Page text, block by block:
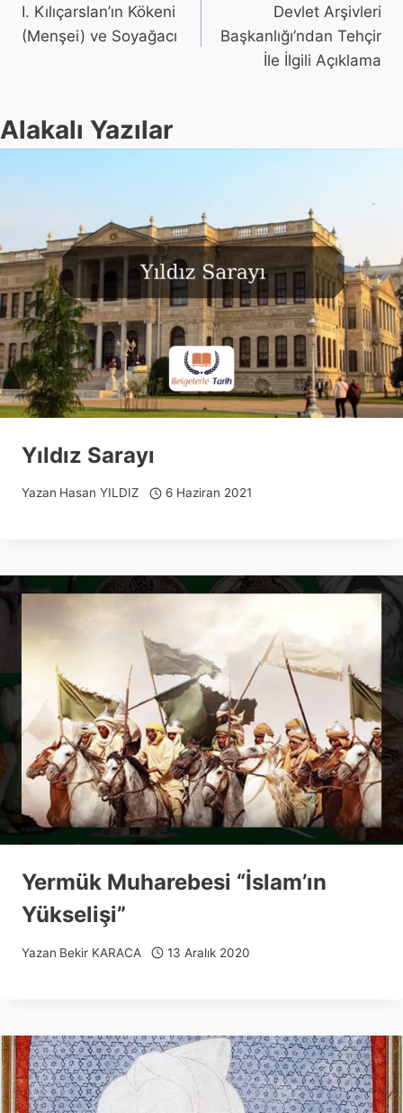
gezinmesi
I. Kılıçarslan’ın Kökeni
(Menşei) ve Soyağacı
Devlet Arşivleri
Başkanlığı’ndan Tehçir
İle İlgili Açıklama
Alakalı Yazılar
Yıldız Sarayı
Yazan Hasan YILDIZ 6 Haziran 2021
Yermük Muharebesi “İslam’ın
Yükselişi”
Yazan Bekir KARACA 13 Aralık 2020